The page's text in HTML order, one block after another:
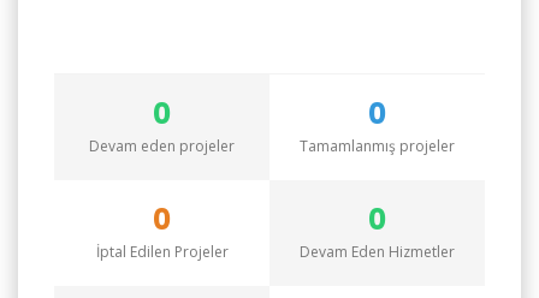
0
Devam eden projeler
0
Tamamlanmış projeler
0
İptal Edilen Projeler
0
Devam Eden Hizmetler